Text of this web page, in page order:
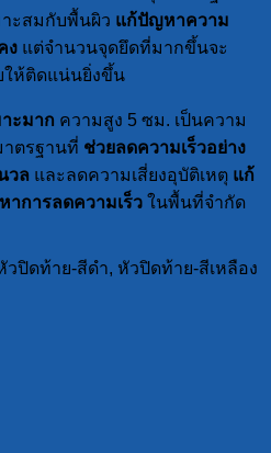
าะสมกับพื้นผิว แก้ปัญหาความ
ง แต่จำนวนจุดยึดที่มากขึ้นจะ
ให้ติดแน่นยิ่งขึ้น
าะมาก ความสูง 5 ซม. เป็นความ
าตรฐานที่ ช่วยลดความเร็วอย่าง
วล และลดความเสี่ยงอุบัติเหตุ แก้
าการลดความเร็ว ในพื้นที่จำกัด
วปิดท้าย-สีดำ, หัวปิดท้าย-สีเหลือง